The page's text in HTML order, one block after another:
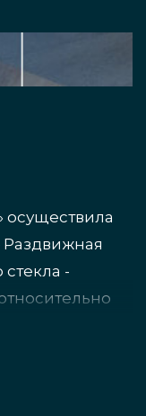
осуществила
-